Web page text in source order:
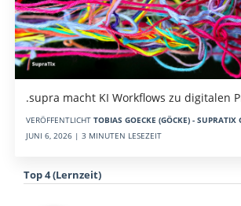
.supra macht KI Workflows zu digitalen
VERÖFFENTLICHT TOBIAS GOECKE (GÖCKE) - SUPRATIX
JUNI 6, 2026 | 3 MINUTEN LESEZEIT
Top 4 (Lernzeit)